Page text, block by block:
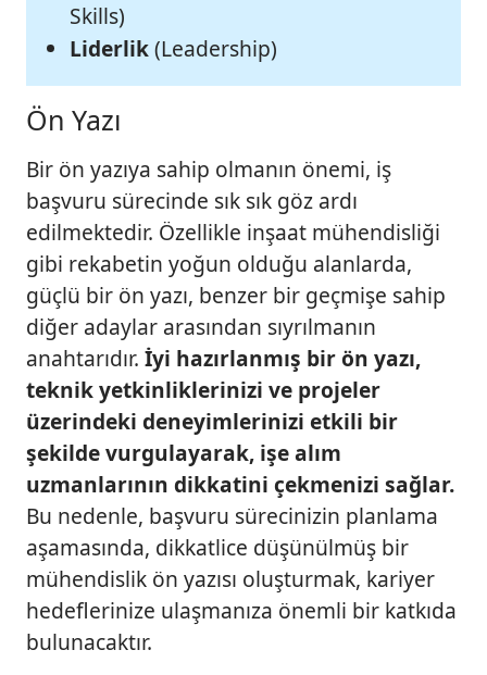
Skills)
Liderlik(Leadership)
Ön Yazı
Bir ön yazıya sahip olmanın önemi, iş
başvuru sürecinde sık sık göz ardı
edilmektedir. Özellikle inşaat mühendisliği
gibi rekabetin yoğun olduğu alanlarda,
güçlü bir ön yazı, benzer bir geçmişe sahip
diğer adaylar arasından sıyrılmanın
anahtarıdır. İyi hazırlanmış bir ön yazı,
teknik yetkinliklerinizi ve projeler
üzerindeki deneyimlerinizi etkili bir
şekilde vurgulayarak, işe alım
uzmanlarının dikkatini çekmenizi sağlar.
Bu nedenle, başvuru sürecinizin planlama
aşamasında, dikkatlice düşünülmüş bir
mühendislik ön yazısı oluşturmak, kariyer
hedeflerinize ulaşmanıza önemli bir katkıda
bulunacaktır.